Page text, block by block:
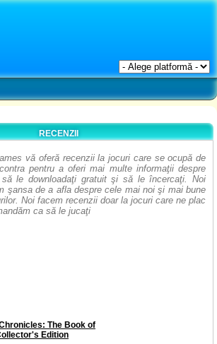
RECENZII
vă oferă recenzii la jocuri care se ocupă de
pentru a oferi mai multe informaţii despre
le downloadaţi gratuit şi să le încercaţi. Noi
şansa de a afla despre cele mai noi şi mai bune
Noi facem recenzii doar la jocuri care ne plac
ca să le jucaţi
The Book of
Edition